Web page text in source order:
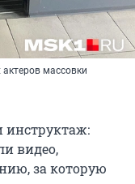
массовки
инструктаж:
видео,
за которую